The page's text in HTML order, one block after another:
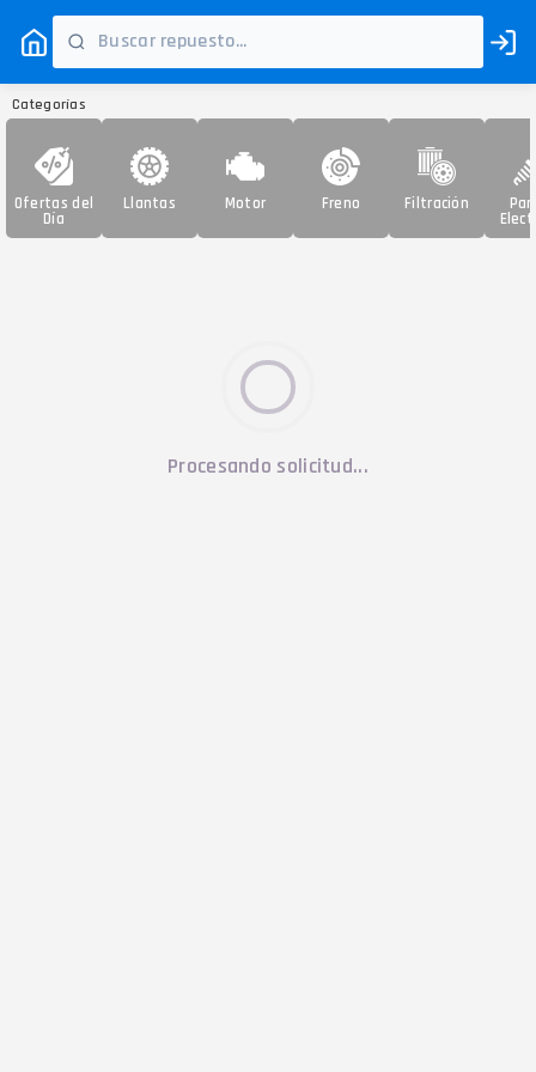
Categorías
Ofertas del
Día
Llantas Motor Freno Filtración
Procesando solicitud...